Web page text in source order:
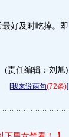
好及时吃掉。即
(责任编辑：刘旭)
[我来说两句(72条)]